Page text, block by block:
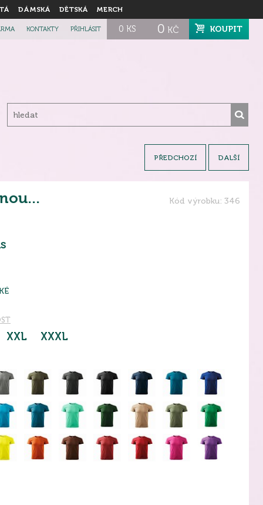
DÁMSKÁ DĚTSKÁ MERCH
0 KS 0 KČ KOUPIT
KONTAKTY PŘIHLÁSIT
PŘEDCHOZÍ DALŠÍ
Kód výrobku: 346
XXL XXXL